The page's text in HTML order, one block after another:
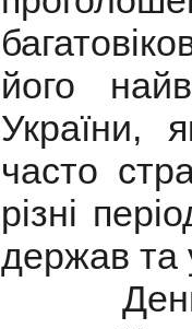
його
України,
часто
різні
держав та
День